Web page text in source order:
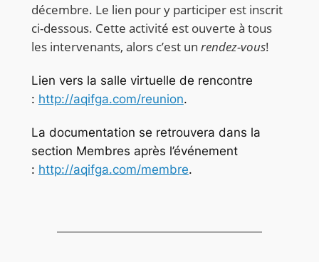
décembre. Le lien pour y participer est inscrit
ci-dessous. Cette activité est ouverte à tous
les intervenants, alors c’est un rendez-vous!
Lien vers la salle virtuelle de rencontre
: http://aqifga.com/reunion.
La documentation se retrouvera dans la
section Membres après l’événement
: http://aqifga.com/membre.